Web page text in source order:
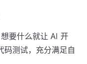
要什么就让 AI 开
码测试，充分满足自